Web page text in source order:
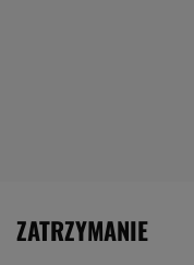
ZATRZYMANIE